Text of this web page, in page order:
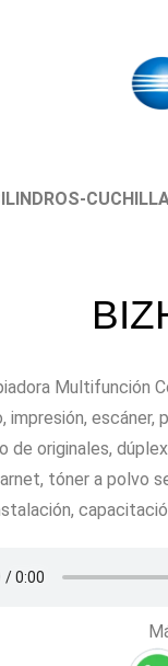
Multifunción
impresión, escáner,
de originales,
tóner a polvo